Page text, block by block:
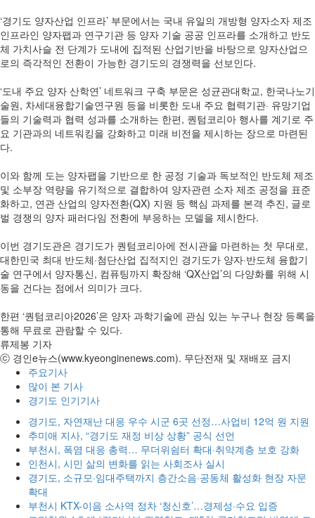
‘경기도 양자산업 인프라’ 부문에서는 국내 유일의 개방형 양자소자 제조
인프라인 양자팹과 연구기관 등 양자 기술 공공 인프라를 소개하고 반도
체 가치사슬 전 단계가 도내에 집적된 산업기반을 바탕으로 양자산업으
로의 즉각적인 전환이 가능한 경기도의 경쟁력을 선보인다.
‘도내 주요 양자 산학연’ 네트워크 구축 부문은 성균관대학교, 한국나노기
술원, 차세대융합기술연구원 등을 비롯한 도내 주요 협력기관· 유망기업
들의 기술력과 협력 성과를 소개하는 한편, 퀀텀코리아 행사를 계기로 주
요 기관과의 네트워킹을 강화하고 미래 비전을 제시하는 장으로 마련된
다.
이와 함께 도는 양자팹을 기반으로 한 공정 기술과 독보적인 반도체 제조
및 소부장 역량을 유기적으로 결합하여 양자관련 소자 제조 공정을 표준
화하고, 연관 산업의 양자전환(QX) 지원 등 핵심 과제를 본격 추진, 글로
벌 경쟁의 양자 패러다임 전환에 부응하는 모델을 제시한다.
이번 경기도관은 경기도가 퀀텀코리아에 전시관을 마련하는 첫 무대로,
대한민국 최대 반도체·첨단산업 집적지인 경기도가 양자·반도체 융합기
술 연구에서 양자통신, 컴퓨팅까지 확장해 ‘QX산업’의 다양화를 위해 시
동을 건다는 점에서 의미가 크다.
한편 ‘퀀텀코리아2026’은 양자 과학기술에 관심 있는 누구나 현장 등록을
통해 무료로 관람할 수 있다.
류제봉 기자
ⓒ 경인e뉴스(www.kyeonginenews.com). 무단전재 및 재배포 금지
주요기사
많이 본 기사
경기도 인기기사
경기도, 자연재난 대응 우수 시군 6곳 선정…사업비 12억 원 지원
추미애 지사, “경기도 재정 비상 상황” 공식 선언
부천시, 폭염 대응 총력… 무더위쉼터 확대·취약계층 보호 강화
인천시, 시민 삶의 변화를 읽는 사회조사 실시
경기도, 소규모·임대주택까지 층간소음·공동체 활성화 현장 자문
확대
부천시 KTX-이음 소사역 정차 ‘청신호’…경제성·수요 입증